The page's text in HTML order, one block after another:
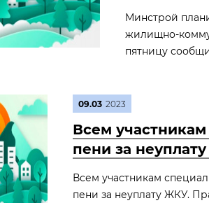
Минстрой
жилищно-
пятницу
09.03 2023
Всем
пени за
Всем участникам
пени за неуплату ЖКУ.